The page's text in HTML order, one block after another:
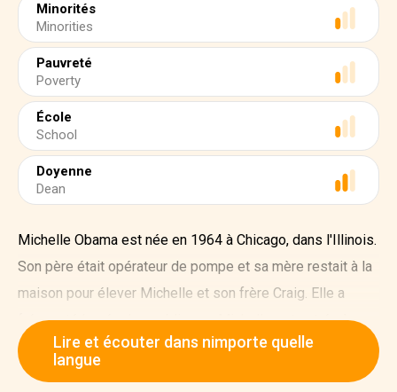
Minorités
Minorities
Pauvreté
Poverty
École
School
Doyenne
Dean
Michelle Obama est née en 1964 à Chicago, dans l'Illinois.
Son père était opérateur de pompe et sa mère restait à la
maison pour élever Michelle et son frère Craig. Elle a
fréquenté les écoles publiques. Michelle est entrée à
l'université de Princeton en 1981, où la sociologie était
son principal sujet d’études, avec option en études afro-
Lire et écouter dans nimporte quelle
langue